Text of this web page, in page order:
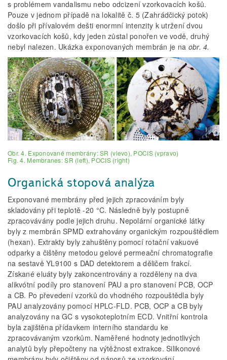
s problémem vandalismu nebo odcizení vzorkovacích košů.
Pouze v jednom případě na lokalitě č. 5 (Zahrádčický potok)
došlo při přívalovém dešti enormní intenzity k utržení dvou
vzorkovacích košů, kdy jeden zůstal ponořen ve vodě, druhý
nebyl nalezen. Ukázka exponovaných membrán je na obr. 4.
Obr. 4. Exponované membrány: SR (vlevo), POCIS (vpravo)
Fig. 4. Membranes: SR (left), POCIS (right)
Organická stopová analýza
Exponované membrány před jejich zpracováním byly
skladovány při teplotě -20 °C. Následně byly postupně
zpracovávány podle jejich druhu. Nepolární organické látky
byly z membrán SPMD extrahovány organickým rozpouštědlem
(hexan). Extrakty byly zahuštěny pomocí rotační vakuové
odparky a čištěny metodou gelové permeační chromatografie
na sestavě YL9100 s DAD detektorem a děličem frakcí.
Získané eluáty byly zakoncentrovány a rozděleny na dva
alikvótní podíly pro stanovení PAU a pro stanovení PCB, OCP
a CB. Po převedení vzorků do vhodného rozpouštědla byly
PAU analyzovány pomocí HPLC-FLD. PCB, OCP a CB byly
analyzovány na GC s vysokoteplotním ECD. Vnitřní kontrola
byla zajištěna přídavkem interního standardu ke
zpracovávaným vzorkům. Naměřené hodnoty jednotlivých
analytů byly přepočteny na výtěžnost extrakce. Silikonové